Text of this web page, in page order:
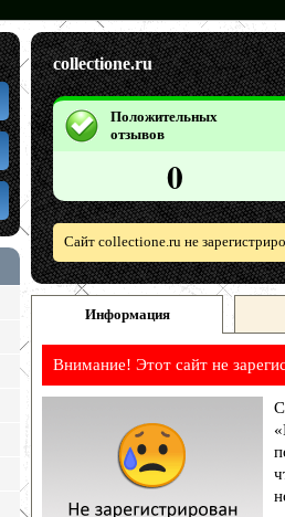
collectione.ru
Положительных
отзывов
0
Сайт collectione.ru не
Информация
Внимание! Этот сайт не